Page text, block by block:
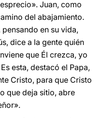
Juan, como
del abajamiento.
en su vida,
dice a la gente quién
que Él crezca, yo
esta, destacó el Papa,
Cristo, para que Cristo
que deja sitio, abre